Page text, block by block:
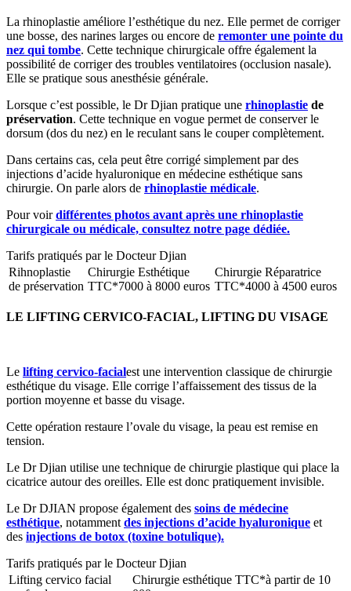
La rhinoplastie améliore l’esthétique du nez. Elle permet de corriger
une bosse, des narines larges ou encore de remonter une pointe du
nez qui tombe. Cette technique chirurgicale offre également la
possibilité de corriger des troubles ventilatoires (occlusion nasale).
Elle se pratique sous anesthésie générale.
Lorsque c’est possible, le Dr Djian pratique une rhinoplastie de
préservation. Cette technique en vogue permet de conserver le
dorsum (dos du nez) en le reculant sans le couper complètement.
Dans certains cas, cela peut être corrigé simplement par des
injections d’acide hyaluronique en médecine esthétique sans
chirurgie. On parle alors de rhinoplastie médicale.
Pour voirdifférentes photos avant après une rhinoplastie
chirurgicale ou médicale, consultez notre page dédiée.
Tarifs pratiqués par le Docteur Djian
Rihnoplastie
de préservation
Chirurgie Esthétique
TTC*7000 à 8000 euros
Chirurgie Réparatrice
TTC*4000 à 4500 euros
LE LIFTING CERVICO-FACIAL, LIFTING DU VISAGE
Le lifting cervico-facialest une intervention classique de chirurgie
esthétique du visage. Elle corrige l’affaissement des tissus de la
portion moyenne et basse du visage.
Cette opération restaure l’ovale du visage, la peau est remise en
tension.
Le Dr Djian utilise une technique de chirurgie plastique qui place la
cicatrice autour des oreilles. Elle est donc pratiquement invisible.
Le Dr DJIAN propose également des soins de médecine
esthétique, notamment des injections d’acide hyaluronique et
des injections de botox (toxine botulique).
Tarifs pratiqués par le Docteur Djian
Lifting cervico facial
Chirurgie esthétique TTC*à partir de 10